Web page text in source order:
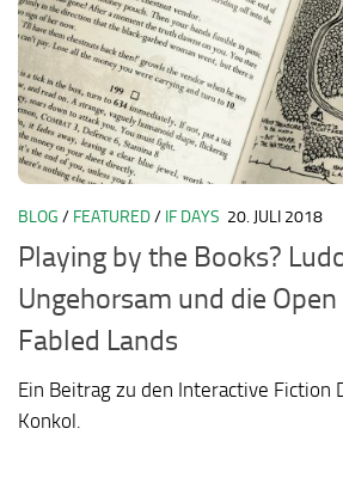
BLOG / FEATURED/ IF DAYS 20. JULI 2018
Playing by the Books?
Ungehorsam und die
Fabled Lands
Ein Beitrag zu den Interactive Fiction
Konkol.